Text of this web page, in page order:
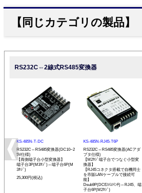
【同じカテゴリの製品】
RS232C⇔2線式RS485変換器
KS-485N-T-DC
RS232C⇔RS485変換器(DC10~2
5V仕様)
【両側端子台小型変換器】
端子台3P(M3ﾈｼﾞ)⇔端子台6P(M
3ﾈｼﾞ)
25,300円(税込)
KS-485N-RJ45-T6P
RS232C⇔RS485変換器(ACアダ
プタ仕様)
【M2ﾈｼﾞ端子台でつなぐ小型変
換器】
【RJ45コネクタ搭載で自機同士
を市販LANケーブルで接続可
能】
Dsub9P(DCE/ﾒｽ/ｲﾝﾁ)⇔RJ45、端
子台6P(M2ﾈｼﾞ)